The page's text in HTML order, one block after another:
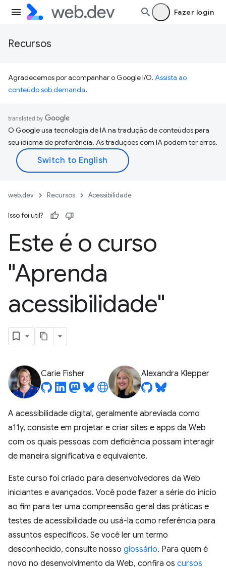
Fazer login
Recursos
Agradecemos por acompanhar o Google I/O. Assista ao
conteúdo sob demanda.
O Google usa tecnologia de IA na tradução de conteúdos para
seu idioma de preferência. As traduções com IA podem ter erros.
web.dev Recursos Acessibilidade
Isso foi útil?
Este é o curso
"Aprenda
acessibilidade"
Carie Fisher Alexandra Klepper
A acessibilidade digital, geralmente abreviada como
a11y, consiste em projetar e criar sites e apps da Web
com os quais pessoas com deficiência possam interagir
de maneira significativa e equivalente.
Este curso foi criado para desenvolvedores da Web
iniciantes e avançados. Você pode fazer a série do início
ao fim para ter uma compreensão geral das práticas e
testes de acessibilidade ou usá-la como referência para
assuntos específicos. Se você ler um termo
desconhecido, consulte nosso glossário. Para quem é
novo no desenvolvimento da Web, confira os cursos